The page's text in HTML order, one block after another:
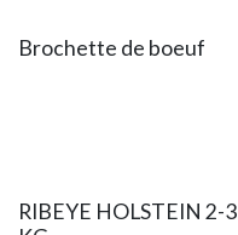
Brochette de boeuf
RIBEYE HOLSTEIN 2-3